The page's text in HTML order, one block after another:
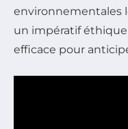
environnementales
un impératif
efficace pour